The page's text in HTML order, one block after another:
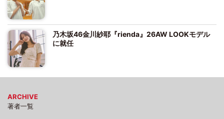
乃木坂46金川紗耶『rienda』26AW LOOKモデル
に就任
ARCHIVE
著者一覧